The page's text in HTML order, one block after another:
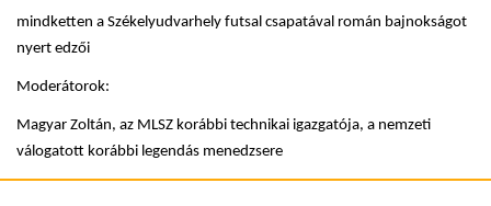
mindketten a Székelyudvarhely futsal csapatával román bajnokságot
nyert edzői
Moderátorok:
Magyar Zoltán, az MLSZ korábbi technikai igazgatója, a nemzeti
válogatott korábbi legendás menedzsere